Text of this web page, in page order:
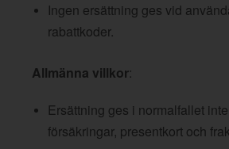
Ingen ersättning ges vid
rabattkoder.
Allmänna villkor:
Ersättning ges i normalfallet
försäkringar, presentkort och